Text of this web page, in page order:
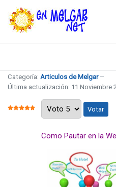
Categoría: Articulos de Melgar
Última actualización: 11 Noviembre
RATIO:5/5 Por favor, vote
Como Pautar en la